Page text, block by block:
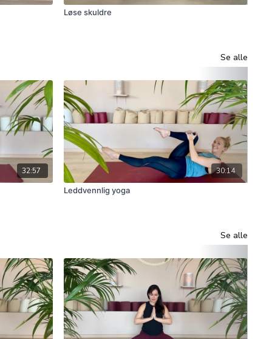
Løse skuldre
Se alle
32:57
30:14
Leddvennlig yoga
Se alle